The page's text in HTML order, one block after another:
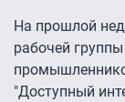
На прошлой
рабочей
"Доступный